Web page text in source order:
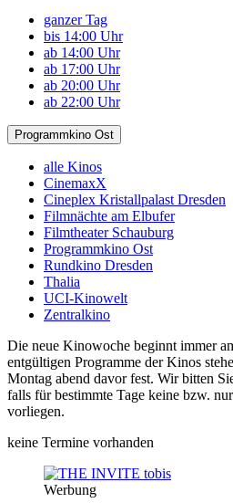
ganzer Tag
bis 14:00 Uhr
ab 14:00 Uhr
ab 17:00 Uhr
ab 20:00 Uhr
ab 22:00 Uhr
Programmkino Ost
alle Kinos
CinemaxX
Cineplex Kristallpalast Dresden
Filmnächte am Elbufer
Filmtheater Schauburg
Programmkino Ost
Rundkino Dresden
Thalia
UCI-Kinowelt
Zentralkino
Die neue Kinowoche beginnt immer
entgültigen Programme der Kinos
Montag abend davor fest. Wir bitten
falls für bestimmte Tage keine bzw.
vorliegen.
keine Termine vorhanden
Werbung